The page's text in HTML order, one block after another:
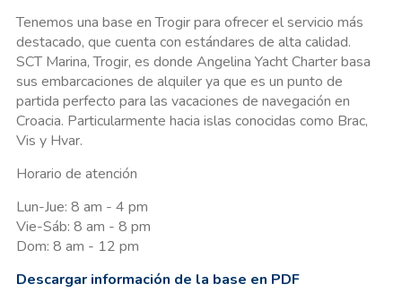
Tenemos una base en Trogir para ofrecer el servicio más
destacado, que cuenta con estándares de alta calidad.
SCT Marina, Trogir, es donde Angelina Yacht Charter basa
sus embarcaciones de alquiler ya que es un punto de
partida perfecto para las vacaciones de navegación en
Croacia. Particularmente hacia islas conocidas como Brac,
Vis y Hvar.
Horario de atención
Lun-Jue: 8 am - 4 pm
Vie-Sáb: 8 am - 8 pm
Dom: 8 am - 12 pm
Descargar información de la base en PDF